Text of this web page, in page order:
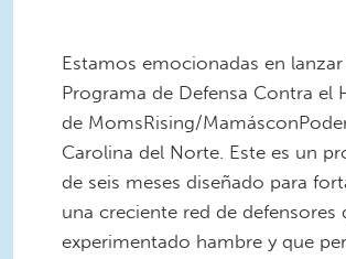
Estamos emocionadas en lanzar
Programa de Defensa Contra el
de MomsRising/
Carolina del Norte. Este es un
de seis meses diseñado para
una creciente red de defensores
experimentado hambre y que